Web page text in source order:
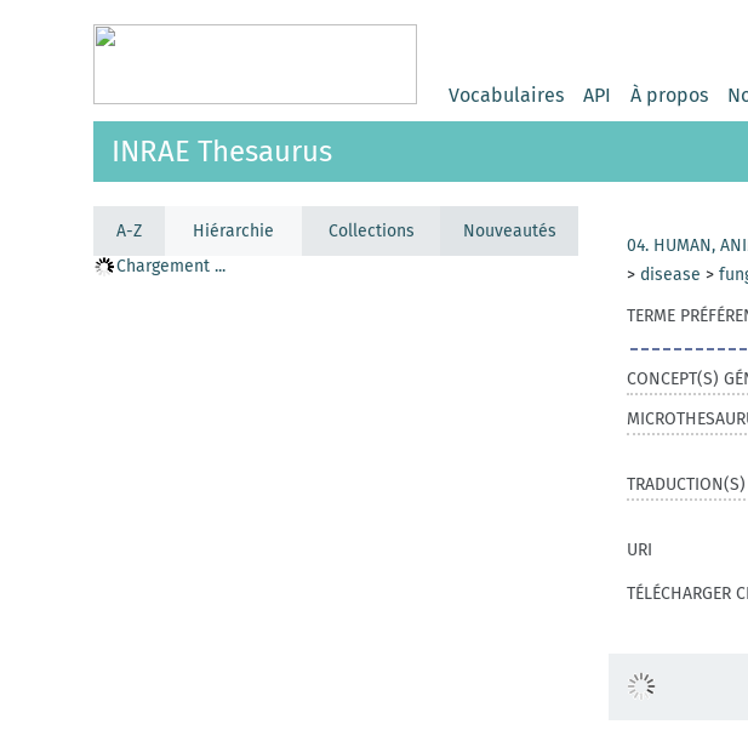
Vocabulaires API À propos
INRAE Thesaurus
A-Z Hiérarchie Collections
Nouveautés
Chargement ...
04. HUMAN,
> disease >
TERME
CONCEPT(S)
TRADUCTION(S)
URI
TÉLÉCHARGER